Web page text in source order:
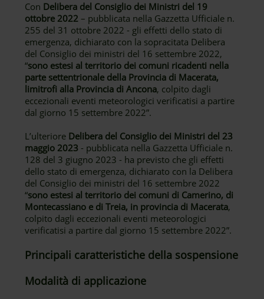
Con Delibera del Consiglio dei Ministri del 19
ottobre 2022 – pubblicata nella Gazzetta Ufficiale n.
255 del 31 ottobre 2022 - gli effetti dello stato di
emergenza, dichiarato con la sopracitata Delibera
del Consiglio dei ministri del 16 settembre 2022,
“sono estesi al territorio dei comuni ricadenti nella
parte settentrionale della Provincia di Macerata,
limitrofi alla Provincia di Ancona, colpito dagli
eccezionali eventi meteorologici verificatisi a partire
dal giorno 15 settembre 2022”.
L’ulteriore Delibera del Consiglio dei Ministri del 23
maggio 2023 - pubblicata nella Gazzetta Ufficiale n.
128 del 3 giugno 2023 - ha previsto che gli effetti
dello stato di emergenza, dichiarato con la Delibera
del Consiglio dei ministri del 16 settembre 2022
“sono estesi al territorio dei comuni di Camerino, di
Montecassiano e di Treia, in provincia di Macerata,
colpito dagli eccezionali eventi meteorologici
verificatisi a partire dal giorno 15 settembre 2022”.
Principali caratteristiche della sospensione
Modalità di applicazione